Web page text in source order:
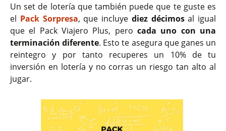
Un set de lotería que también puede que te guste es
el Pack Sorpresa, que incluye diez décimosal igual
que el Pack Viajero Plus, pero cada uno con una
terminación diferente. Esto te asegura que ganes un
reintegro y por tanto recuperes un 10% de tu
inversión en lotería y no corras un riesgo tan alto al
jugar.